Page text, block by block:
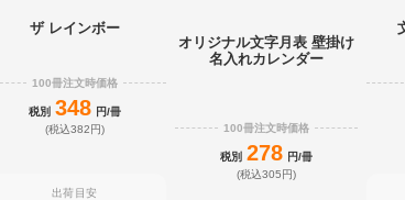
ザ レインボー
100冊注文時価格
税別 348 円/冊
(税込382円)
出荷目安
オリジナル文字月表 壁掛け
名入れカレンダー
100冊注文時価格
税別 278 円/冊
(税込305円)